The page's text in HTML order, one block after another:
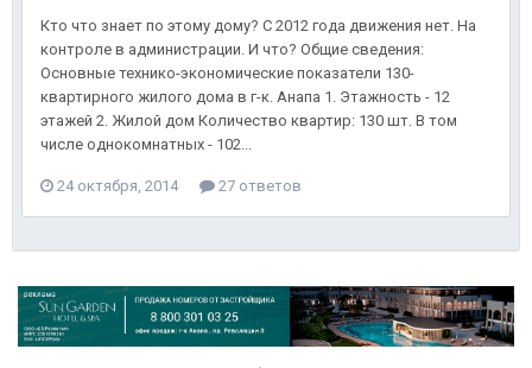
Кто что знает по этому дому? С 2012 года движения нет. На
контроле в администрации. И что? Общие сведения:
Основные технико-экономические показатели 130-
квартирного жилого дома в г-к. Анапа 1. Этажность - 12
этажей 2. Жилой дом Количество квартир: 130 шт. В том
числе однокомнатных - 102...
24 октября, 2014 27 ответов